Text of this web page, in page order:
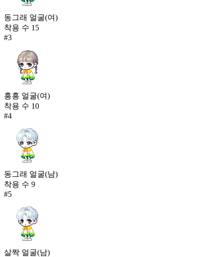
동그래 얼굴(여)
착용 수 15
#3
흥흥 얼굴(여)
착용 수 10
#4
동그래 얼굴(남)
착용 수 9
#5
살짝 얼굴(남)